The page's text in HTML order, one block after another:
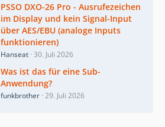
PSSO DXO-26 Pro - Ausrufezeichen
im Display und kein Signal-Input
über AES/EBU (analoge Inputs
funktionieren)
Hanseat 30. Juli 2026
Was ist das für eine Sub-
Anwendung?
funkbrother 29. Juli 2026